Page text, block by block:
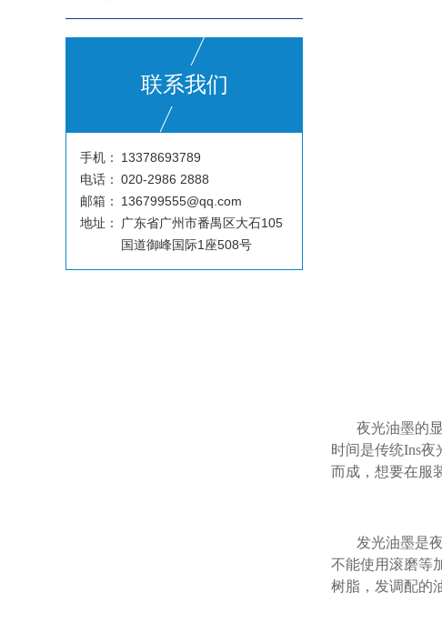
联系我们
手机：
13378693789
电话： 020-2986 2888
邮箱：
136799555@qq.com
地址：
广东省广州市番禺区大石105
国道御峰国际1座508号
夜光油墨的
时间是传统Ins
而成，想要在服
发光油墨是
不能使用滚磨等
树脂，发调配的